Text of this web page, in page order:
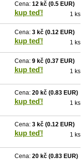
Cena: 12 kč(0.5 EUR)
kup teď! 1 ks
Cena: 3 kč(0.12 EUR)
kup teď! 1 ks
Cena: 9 kč(0.37 EUR)
kup teď! 1 ks
Cena: 20 kč(0.83 EUR)
kup teď! 1 ks
Cena: 3 kč(0.12 EUR)
kup teď! 1 ks
Cena: 20 kč(0.83 EUR)